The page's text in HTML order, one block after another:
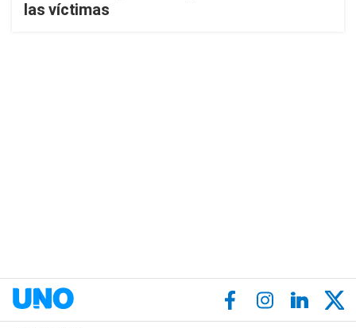
las víctimas